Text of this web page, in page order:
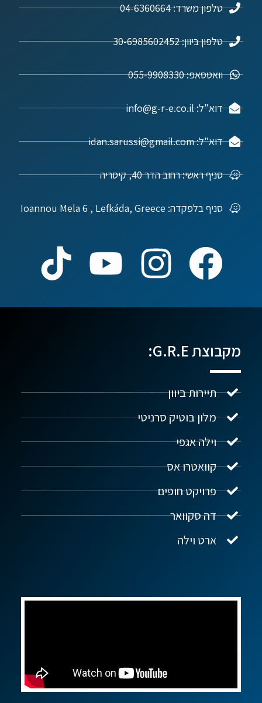
טלפון משרד: 04-6360664
טלפון ביוון: 30-6985602452
וואטסאפ: 055-9908330
דוא"ל: info@g-r-e.co.il
דוא"ל: idan.sarussi@gmail.com
סניף ראשי: רחוב הדר 40, קיסריה
סניף בלפקדה: Ioannou Mela 6 , Lefkáda, Greece
מקבוצת G.R.E:
תיירות ביוון
מלון בוטיק סרניטי
וילה אגפי
קוואטרו אס
פרויקט חופים
דה סקוואר
ארט וילה
נדל"ן ביוון G.R.E
שלום! איך אפשר לעזור?